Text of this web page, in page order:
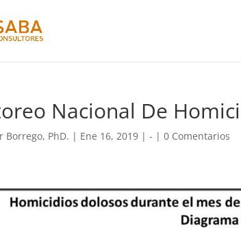
Nacional De
Borrego, PhD. | Ene 16, 2019 |- |0 Comentarios